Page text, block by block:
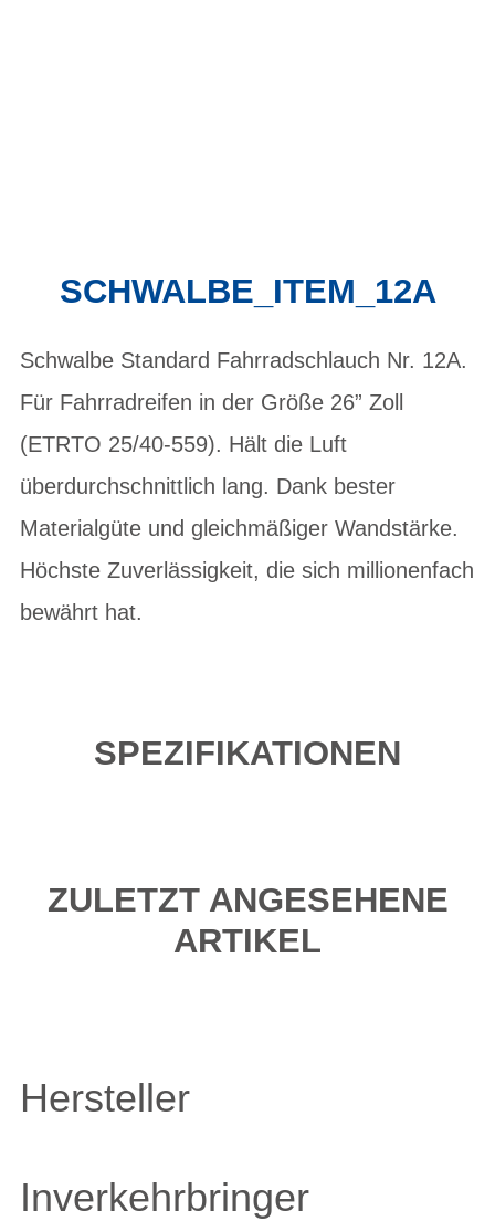
SCHWALBE_ITEM_12A
Schwalbe Standard Fahrradschlauch Nr. 12A.
Für Fahrradreifen in der Größe 26” Zoll
(ETRTO 25/40-559). Hält die Luft
überdurchschnittlich lang. Dank bester
Materialgüte und gleichmäßiger Wandstärke.
Höchste Zuverlässigkeit, die sich millionenfach
bewährt hat.
SPEZIFIKATIONEN
ZULETZT ANGESEHENE
ARTIKEL
Hersteller
Inverkehrbringer